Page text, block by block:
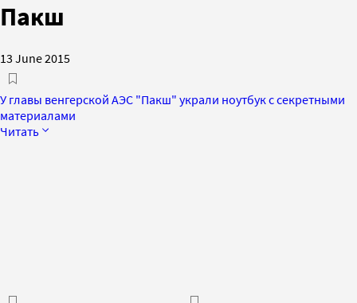
Пакш
13 June 2015
У главы венгерской АЭС "Пакш" украли ноутбук с секретными
материалами
Читать